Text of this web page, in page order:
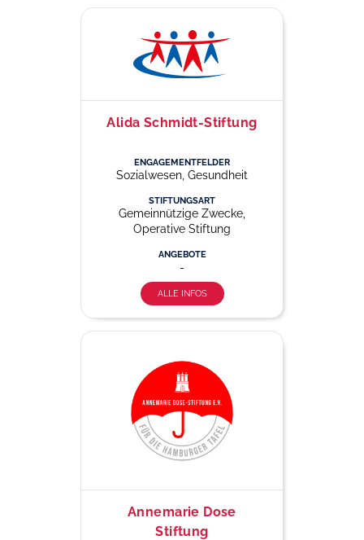
Alida Schmidt-Stiftung
ENGAGEMENTFELDER
Sozialwesen, Gesundheit
STIFTUNGSART
Gemeinnützige Zwecke,
Operative Stiftung
ANGEBOTE
-
ALLE INFOS
Annemarie Dose
Stiftung